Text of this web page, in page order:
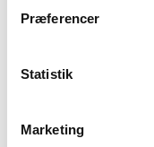
Præferencer
Statistik
Marketing